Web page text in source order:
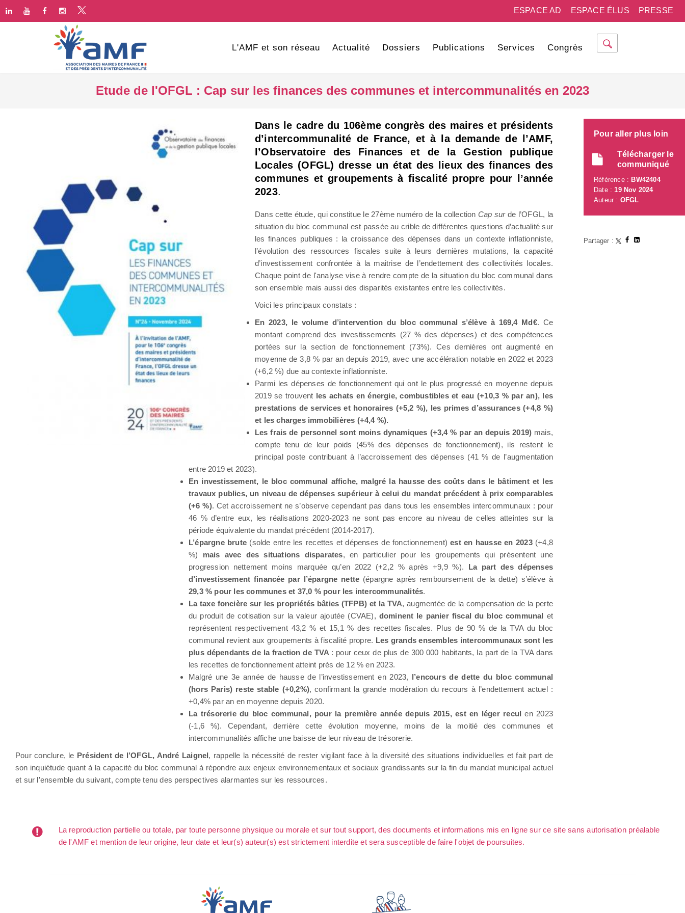
PRESSE
ESPACE ÉLUS
ESPACE AD
L'AMF et son réseau Actualité Dossiers Publications Services Congrès
Etude de l'OFGL : Cap sur les finances des communes et intercommunalités en 2023
Dans le cadre du 106èmecongrès des maires et présidents
d’intercommunalité de France, et à la demande de l’AMF,
l’Observatoire des Finances et de la Gestion publique
Locales (OFGL) dresse un état des lieux des finances des
communes et groupements à fiscalité propre pour l’année
2023.
Dans cette étude, qui constitue le 27ème numéro de la collectionCap surde l’OFGL, la
situation du bloc communal est passée au crible de différentes questions d’actualité sur
les finances publiques : la croissance des dépenses dans un contexte inflationniste,
l’évolution des ressources fiscales suite à leurs dernières mutations, la capacité
d’investissement confrontée à la maitrise de l’endettement des collectivités locales.
Chaque point de l'analyse vise à rendre compte de la situation du bloc communal dans
son ensemble mais aussi des disparités existantes entre les collectivités.
Voici les principaux constats :
En 2023, le volume d’intervention du bloc communal s’élève à 169,4 Md€. Ce
montant comprend des investissements (27 % des dépenses) et des compétences
portées sur la section de fonctionnement (73%). Ces dernières ont augmenté en
moyenne de 3,8 % par an depuis 2019, avec une accélération notable en 2022 et 2023
(+6,2 %) due au contexte inflationniste.
Parmi les dépenses de fonctionnement qui ont le plus progressé en moyenne depuis
2019 se trouvent les achats en énergie, combustibles et eau (+10,3 % par an), les
prestations de services et honoraires (+5,2 %), les primes d’assurances (+4,8 %)
et les charges immobilières (+4,4 %).
Les frais de personnel sont moins dynamiques (+3,4 % par an depuis 2019) mais,
compte tenu de leur poids (45% des dépenses de fonctionnement), ils restent le
principal poste contribuant à l’accroissement des dépenses (41 % de l’augmentation
entre 2019 et 2023).
En investissement, le bloc communal affiche, malgré la hausse des coûts dans le bâtiment et les
travaux publics, un niveau de dépenses supérieur à celui du mandat précédent à prix comparables
(+6 %). Cet accroissement ne s’observe cependant pas dans tous les ensembles intercommunaux : pour
46 % d’entre eux, les réalisations 2020-2023 ne sont pas encore au niveau de celles atteintes sur la
période équivalente du mandat précédent (2014-2017).
L’épargne brute (solde entre les recettes et dépenses de fonctionnement)est en hausse en 2023 (+4,8
%) mais avec des situations disparates, en particulier pour les groupements qui présentent une
progression nettement moins marquée qu’en 2022 (+2,2 % après +9,9 %). La part des dépenses
d’investissement financée par l’épargne nette (épargne après remboursement de la dette) s’élève à
29,3 % pour les communes et 37,0 % pour les intercommunalités.
La taxe foncière sur les propriétés bâties (TFPB) et la TVA, augmentée de la compensation de la perte
du produit de cotisation sur la valeur ajoutée (CVAE), dominent le panier fiscal du bloc communal et
représentent respectivement 43,2 % et 15,1 % des recettes fiscales. Plus de 90 % de la TVA du bloc
communal revient aux groupements à fiscalité propre. Les grands ensembles intercommunaux sont les
plus dépendants de la fraction de TVA : pour ceux de plus de 300 000 habitants, la part de la TVA dans
les recettes de fonctionnement atteint près de 12 % en 2023.
Malgré une 3e année de hausse de l’investissement en 2023, l’encours de dette du bloc communal
(hors Paris) reste stable (+0,2%), confirmant la grande modération du recours à l’endettement actuel :
+0,4% par an en moyenne depuis 2020.
La trésorerie du bloc communal, pour la première année depuis 2015, est en léger reculen 2023
(-1,6 %). Cependant, derrière cette évolution moyenne, moins de la moitié des communes et
intercommunalités affiche une baisse de leur niveau de trésorerie.
Pour conclure, le Président de l’OFGL, André Laignel, rappelle la nécessité de rester vigilant face à la diversité des situations individuelles et fait part de
son inquiétude quant à la capacité du bloc communal à répondre aux enjeux environnementaux et sociaux grandissants sur la fin du mandat municipal actuel
et sur l’ensemble du suivant, compte tenu des perspectives alarmantes sur les ressources.
Pour aller plus loin
Télécharger le
communiqué
Référence : BW42404
Date :19 Nov 2024
Auteur : OFGL
Partager :
La reproduction partielle ou totale, par toute personne physique ou morale et sur tout support, des documents et informations mis en ligne sur ce site sans autorisation préalable
de l'AMF et mention de leur origine, leur date et leur(s) auteur(s) est strictement interdite et sera susceptible de faire l'objet de poursuites.